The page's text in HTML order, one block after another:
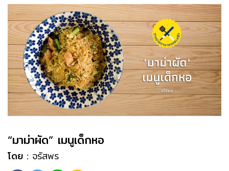
“มาม่าผัด” เมนูเด็กหอ
โดย : จรัสพร